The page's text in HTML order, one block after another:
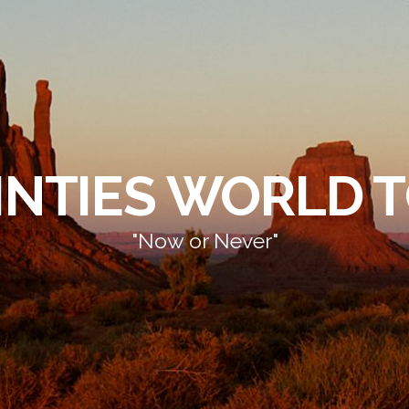
WORLD
"Now or Never"